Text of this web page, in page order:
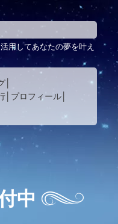
用してあなたの夢を叶え
プロフィール
中